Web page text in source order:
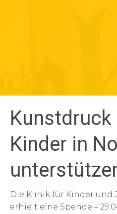
Kinder in
Die Klinik für Kinder und
erhielt eine Spende –